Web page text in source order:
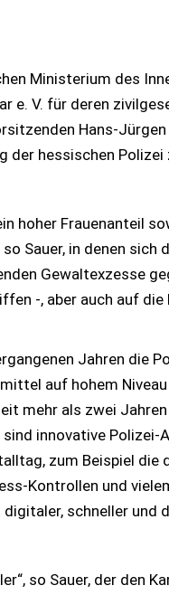
Ministerium des
e. V. für deren
Hans-
hessischen
hoher Frauenanteil
Sauer, in denen
Gewaltexzesse
-, aber auch auf
Jahren
auf hohem
mehr als zwei
innovative
zum Beispiel
Kontrollen und
schneller und
so Sauer, der den